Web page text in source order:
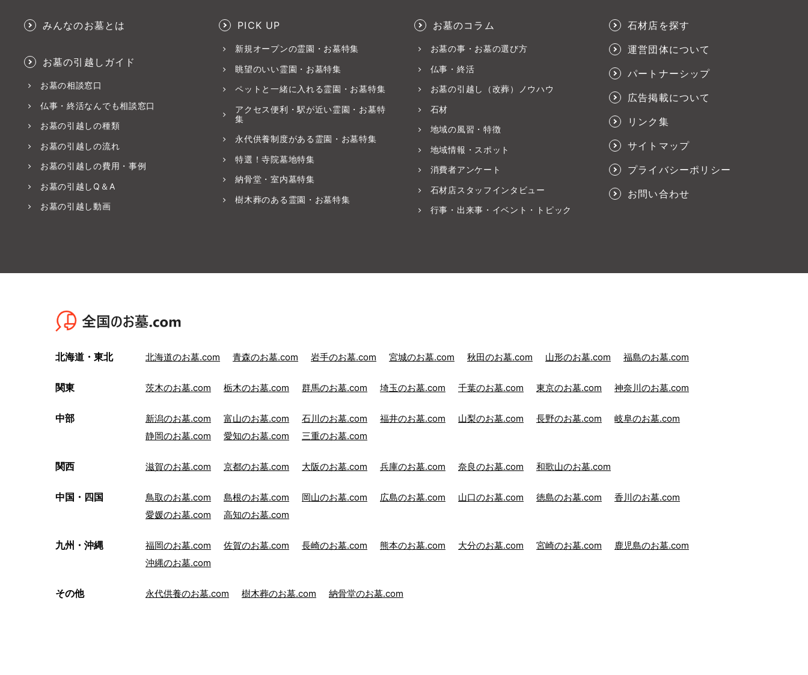
みんなのお墓とは
お墓の引越しガイド
お墓の相談窓口
仏事・終活なんでも相談窓口
お墓の引越しの種類
お墓の引越しの流れ
お墓の引越しの費用・事例
お墓の引越しQ＆A
お墓の引越し動画
PICK UP
新規オープンの霊園・お墓特集
眺望のいい霊園・お墓特集
ペットと一緒に入れる霊園・お墓特集
アクセス便利・駅が近い霊園・お墓特
集
永代供養制度がある霊園・お墓特集
特選！寺院墓地特集
納骨堂・室内墓特集
樹木葬のある霊園・お墓特集
お墓のコラム
お墓の事・お墓の選び方
仏事・終活
お墓の引越し（改葬）ノウハウ
石材
地域の風習・特徴
地域情報・スポット
消費者アンケート
石材店スタッフインタビュー
行事・出来事・イベント・トピック
石材店を探す
運営団体について
パートナーシップ
広告掲載について
リンク集
サイトマップ
プライバシーポリシー
お問い合わせ
北海道・東北 北海道のお墓.com 青森のお墓.com 岩手のお墓.com 宮城のお墓.com 秋田のお墓.com 山形のお墓.com 福島のお墓.com
関東 茨木のお墓.com 栃木のお墓.com 群馬のお墓.com 埼玉のお墓.com 千葉のお墓.com 東京のお墓.com 神奈川のお墓.com
中部 新潟のお墓.com 富山のお墓.com 石川のお墓.com 福井のお墓.com 山梨のお墓.com 長野のお墓.com
岐阜のお墓.com
静岡のお墓.com
愛知のお墓.com 三重のお墓.com
関西 滋賀のお墓.com 京都のお墓.com 大阪のお墓.com 兵庫のお墓.com 奈良のお墓.com 和歌山のお墓.com
中国・四国 鳥取のお墓.com 島根のお墓.com 岡山のお墓.com 広島のお墓.com 山口のお墓.com 徳島のお墓.com
香川のお墓.com
愛媛のお墓.com
高知のお墓.com
九州・沖縄 福岡のお墓.com 佐賀のお墓.com 長崎のお墓.com 熊本のお墓.com 大分のお墓.com 宮崎のお墓.com
鹿児島のお墓.com
沖縄のお墓.com
その他 永代供養のお墓.com 樹木葬のお墓.com 納骨堂のお墓.com